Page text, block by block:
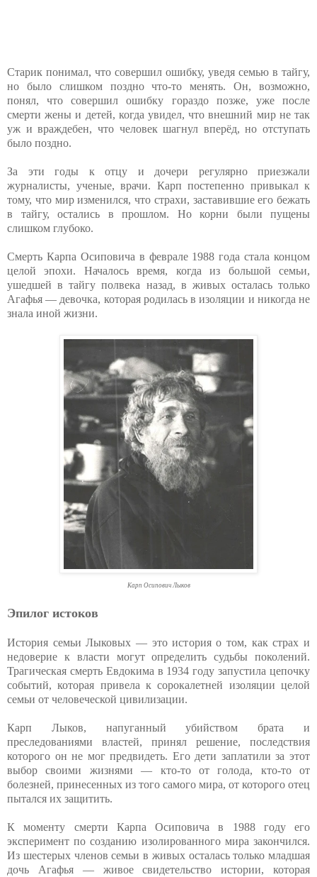
Старик понимал, что совершил ошибку, уведя семью в тайгу,
но было слишком поздно что-то менять. Он, возможно,
понял, что совершил ошибку гораздо позже, уже после
смерти жены и детей, когда увидел, что внешний мир не так
уж и враждебен, что человек шагнул вперёд, но отступать
было поздно.
За эти годы к отцу и дочери регулярно приезжали
журналисты, ученые, врачи. Карп постепенно привыкал к
тому, что мир изменился, что страхи, заставившие его бежать
в тайгу, остались в прошлом. Но корни были пущены
слишком глубоко.
Смерть Карпа Осиповича в феврале 1988 года стала концом
целой эпохи. Началось время, когда из большой семьи,
ушедшей в тайгу полвека назад, в живых осталась только
Агафья — девочка, которая родилась в изоляции и никогда не
знала иной жизни.
Карп Осипович Лыков
Эпилог истоков
История семьи Лыковых — это история о том, как страх и
недоверие к власти могут определить судьбы поколений.
Трагическая смерть Евдокима в 1934 году запустила цепочку
событий, которая привела к сорокалетней изоляции целой
семьи от человеческой цивилизации.
Карп Лыков, напуганный убийством брата и
преследованиями властей, принял решение, последствия
которого он не мог предвидеть. Его дети заплатили за этот
выбор своими жизнями — кто-то от голода, кто-то от
болезней, принесенных из того самого мира, от которого отец
пытался их защитить.
К моменту смерти Карпа Осиповича в 1988 году его
эксперимент по созданию изолированного мира закончился.
Из шестерых членов семьи в живых осталась только младшая
дочь Агафья — живое свидетельство истории, которая